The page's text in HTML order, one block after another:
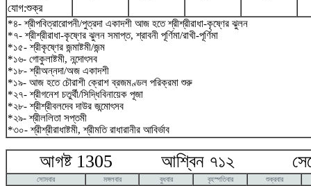
যোগ:শুক্র
*৪- শ্রীপবিত্রারোপনী/পুত্রদা একাদশী আজ হতে শ্রীশ্রীরাধা-কৃষ্ণের ঝুলন
*৭- শ্রীশ্রীরাধা-কৃষ্ণের ঝুলন সমাপ্ত, শ্রাবনী পূর্ণিমা/রাখী-পূর্ণিমা
*১৫- শ্রীকৃষ্ণের জন্মাষ্টমী/জন্ম
*১৬- গোকুলাষ্টমী, নন্দোৎসব
*১৮- শ্রীঅন্নদা/অজ একাদশী
*১৯- আজ হতে চৌরাশী ক্রোশ ব্রজমণ্ডল পরিক্রমা শুরু
*২৭- শ্রীগনেশ চতুর্থী/সিদ্ধিবিনায়েক পূজা
*২৮- শ্রীশ্রীবলদেব দাউর জন্মোৎসব
*২৯- শ্রীললিতা সপ্তমী
*৩০- শ্রীশ্রীরাধাষ্টমী, শ্রীমতি রাধারানীর আবির্ভাব
আগষ্ট 1305 আশ্বিন ৭১২
সোমবার মঙ্গলবার বুধবার বৃহস্পতিবার শুক্রবার